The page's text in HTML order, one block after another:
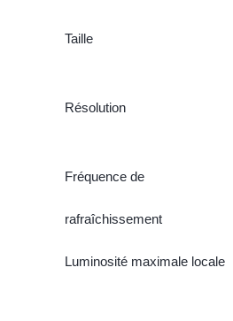
Taille
Résolution
Fréquence de
rafraîchissement
Luminosité maximale locale